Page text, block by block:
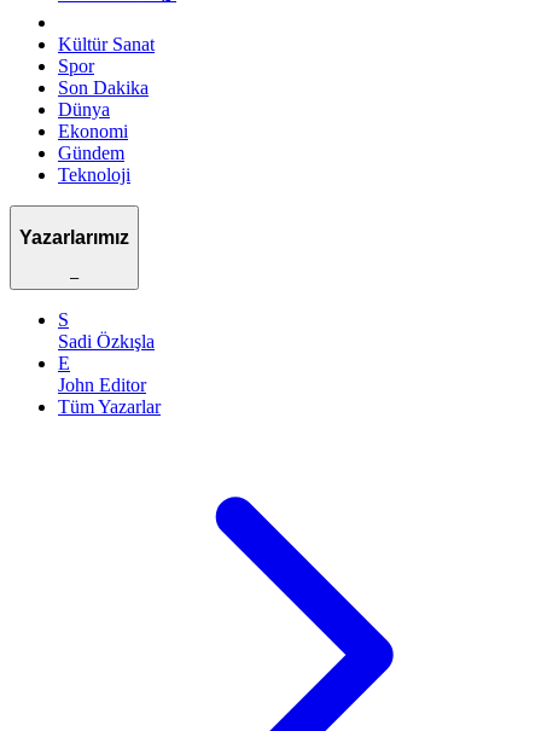
Kültür Sanat
Spor
Son Dakika
Dünya
Ekonomi
Gündem
Teknoloji
Yazarlarımız
–
S
Sadi Özkışla
E
John Editor
Tüm Yazarlar